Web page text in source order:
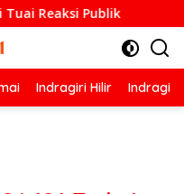
Prestasi
Indragiri Hilir Indragiri